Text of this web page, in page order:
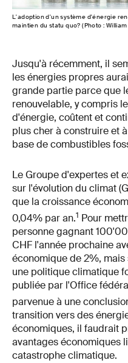
L'adoption d'un système d'énergie
maintien du statu quo? (Photo :
Jusqu'à récemment, il
les énergies propres
grande partie parce que
renouvelable, y compris
d'énergie, coûtent et
plus cher à construire et
base de combustibles
Le Groupe d'expertes et
sur l'évolution du climat
que la croissance
0,04% par an.1 Pour
personne gagnant
CHF l'année prochaine
économique de 2%,
une politique climatique
publiée par l'Office
parvenue à une
transition vers des
économiques, il faudrait
avantages économiques
catastrophe climatique.